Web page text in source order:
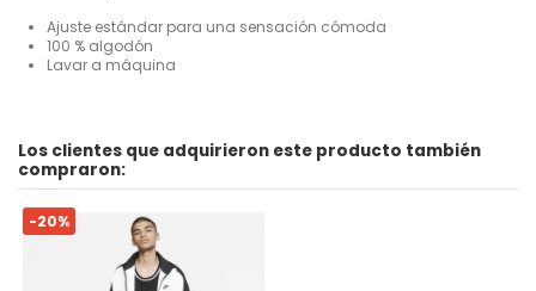
Ajuste estándar para una sensación cómoda
100 % algodón
Lavar a máquina
ean13191888621965
Los clientes que adquirieron este producto también
compraron:
-20%